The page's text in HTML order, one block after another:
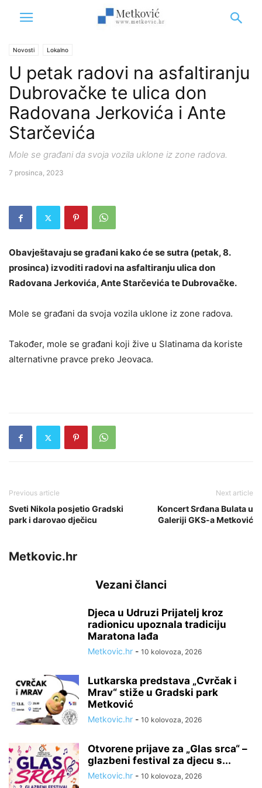
Novosti Lokalno
U petak radovi na asfaltiranju
Dubrovačke te ulica don
Radovana Jerkovića i Ante
Starčevića
Mole se građani da svoja vozila uklone iz zone radova.
7 prosinca, 2023
Obavještavaju se građani kako će se sutra (petak, 8.
prosinca) izvoditi radovi na asfaltiranju ulica don
Radovana Jerkovića, Ante Starčevića te Dubrovačke.
Mole se građani da svoja vozila uklone iz zone radova.
Također, mole se građani koji žive u Slatinama da koriste
alternativne pravce preko Jeovaca.
Previous article
Sveti Nikola posjetio Gradski
park i darovao dječicu
Next article
Koncert Srđana Bulata u
Galeriji GKS-a Metković
Metkovic.hr
Vezani članci
Djeca u Udruzi Prijatelj kroz
radionicu upoznala tradiciju
Maratona lađa
Metkovic.hr - 10 kolovoza, 2026
Lutkarska predstava „Cvrčak i
Mrav“ stiže u Gradski park
Metković
Metkovic.hr - 10 kolovoza, 2026
Otvorene prijave za „Glas srca“ –
glazbeni festival za djecu s...
Metkovic.hr - 10 kolovoza, 2026